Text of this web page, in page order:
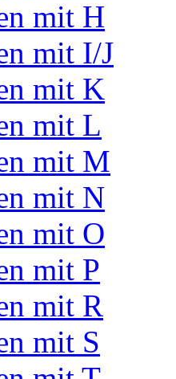
mit H
mit I/J
mit K
mit L
mit M
mit N
mit O
mit P
mit R
mit S